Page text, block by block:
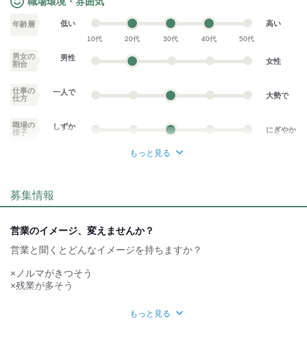
年齢層 低い
10代 20代 30代 40代 50代
高い
男女の
割合
男性 女性
仕事の
仕方
一人で 大勢で
職場の
様子
しずか にぎやか
個性が生かせる
デスクワーク
お客様との対話が
力仕事が少ない
もっと見る
募集情報
営業のイメージ、変えませんか？
営業と聞くとどんなイメージを持ちますか？
×ノルマがきつそう
×残業が多そう
マイナスイメージを持つ方が
もっと見る